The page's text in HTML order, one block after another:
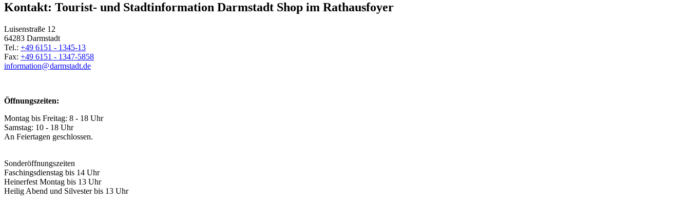
Kontakt: Tourist- und Stadtinformation Darmstadt Shop im Rathausfoyer
Luisenstraße 12
64283 Darmstadt
Tel.: +49 6151 - 1345-13
Fax: +49 6151 - 1347-5858
information@darmstadt.de
Öffnungszeiten:
Montag bis Freitag: 8 - 18 Uhr
Samstag: 10 - 18 Uhr
An Feiertagen geschlossen.
Sonderöffnungszeiten
Faschingsdienstag bis 14 Uhr
Heinerfest Montag bis 13 Uhr
Heilig Abend und Silvester bis 13 Uhr